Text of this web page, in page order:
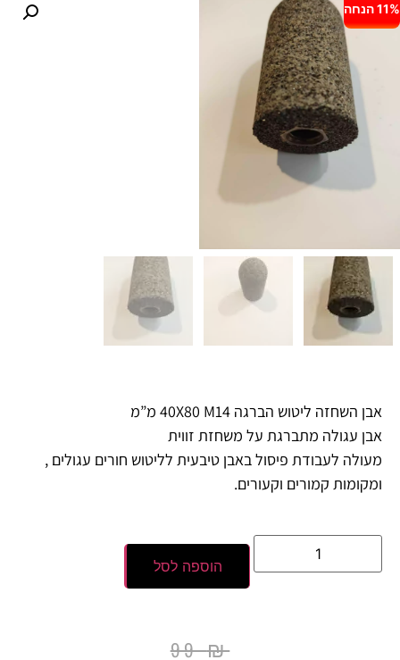
11% הנחה
אבן השחזה ליטוש הברגה 40X80 M14 מ”מ
אבן עגולה מתברגת על משחזת זווית
מעולה לעבודת פיסול באבן טיבעית לליטוש חורים עגולים ,
ומקומות קמורים וקעורים.
הוספה לסל
99₪